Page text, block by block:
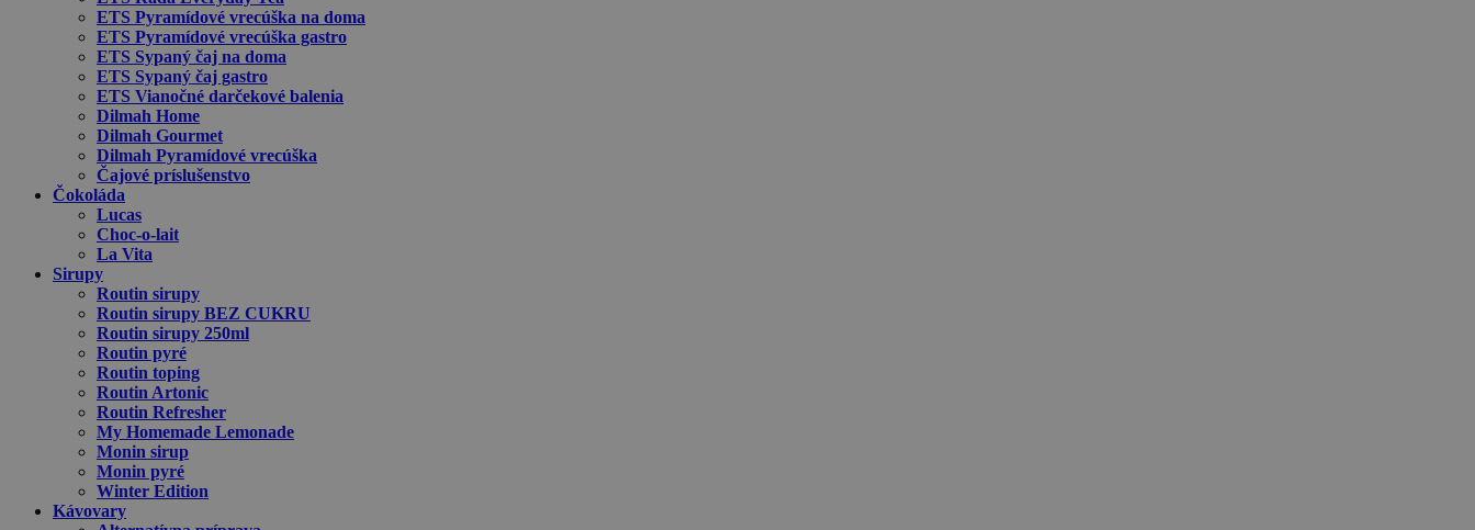
ETS Pyramídové vrecúška na doma
ETS Pyramídové vrecúška gastro
ETS Sypaný čaj na doma
ETS Sypaný čaj gastro
ETS Vianočné darčekové balenia
Dilmah Home
Dilmah Gourmet
Dilmah Pyramídové vrecúška
Čajové príslušenstvo
Čokoláda
Lucas
Choc-o-lait
La Vita
Sirupy
Routin sirupy
Routin sirupy BEZ CUKRU
Routin sirupy 250ml
Routin pyré
Routin toping
Routin Artonic
Routin Refresher
My Homemade Lemonade
Monin sirup
Monin pyré
Winter Edition
Kávovary